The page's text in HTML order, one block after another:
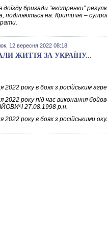
бригади “екстренки”
поділяються на: Критичні –
12 вересня 2022 08:18
ЖИТТЯ ЗА УКРАЇНУ...
2022 року в боях з російським
2022 року під час виконання
27.08.1998 р.н.
2022 року в боях з